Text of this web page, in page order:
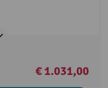
€ 1.031,00